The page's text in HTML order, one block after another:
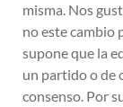
misma. Nos
no este cambio
supone que la
un partido o de
consenso. Por